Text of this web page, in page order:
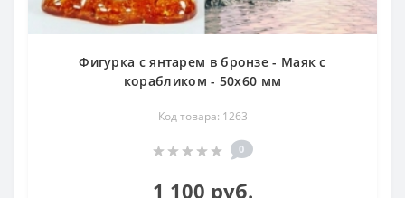
Фигурка с янтарем в бронзе - Маяк с
корабликом - 50х60 мм
Код товара: 1263
0
1 100 руб.